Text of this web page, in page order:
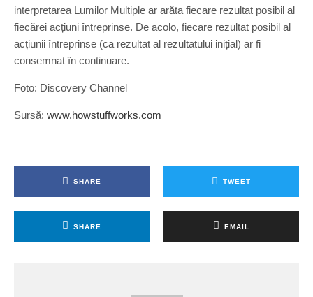
interpretarea Lumilor Multiple ar arăta fiecare rezultat posibil al
fiecărei acțiuni întreprinse. De acolo, fiecare rezultat posibil al
acțiunii întreprinse (ca rezultat al rezultatului inițial) ar fi
consemnat în continuare.
Foto: Discovery Channel
Sursă: www.howstuffworks.com
SHARE TWEET
SHARE EMAIL